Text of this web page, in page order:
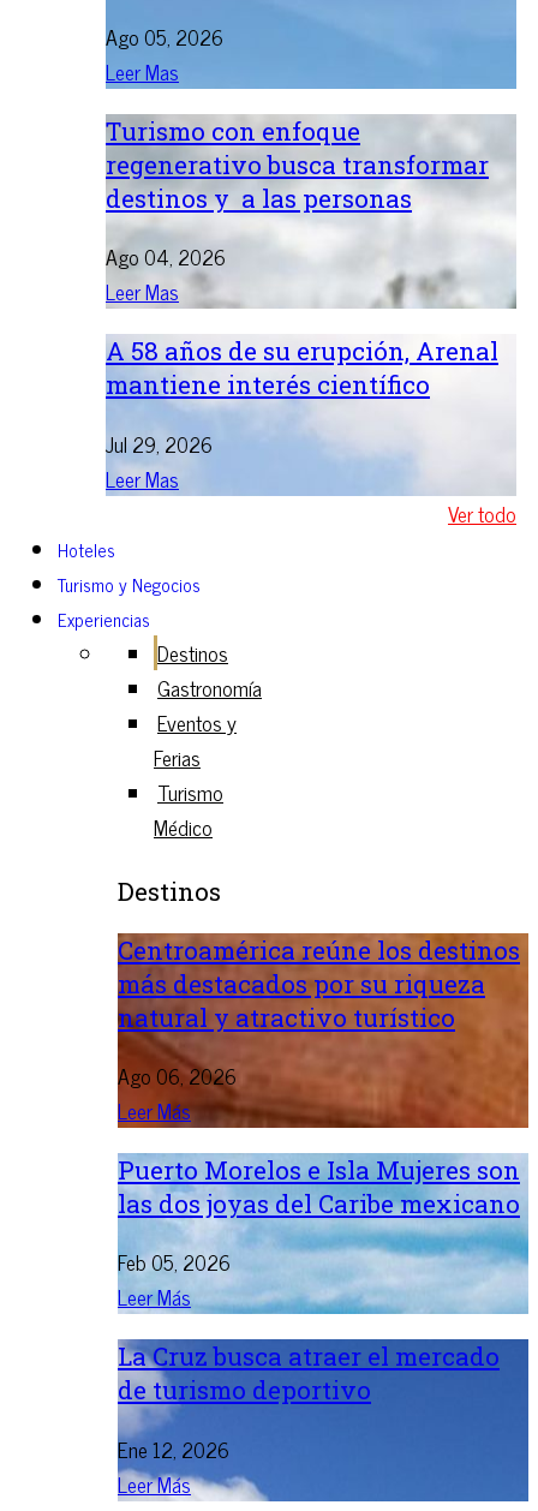
Ago 05, 2026
Leer Mas
Turismo con enfoque
regenerativo busca transformar
destinos y a las personas
Ago 04, 2026
Leer Mas
A 58 años de su erupción, Arenal
mantiene interés científico
Jul 29, 2026
Leer Mas
Ver todo
Hoteles
Turismo y Negocios
Experiencias
Destinos
Gastronomía
Eventos y
Ferias
Turismo
Médico
Destinos
Centroamérica reúne los destinos
más destacados por su riqueza
natural y atractivo turístico
Ago 06, 2026
Leer Más
Puerto Morelos e Isla Mujeres son
las dos joyas del Caribe mexicano
Feb 05, 2026
Leer Más
La Cruz busca atraer el mercado
de turismo deportivo
Ene 12, 2026
Leer Más